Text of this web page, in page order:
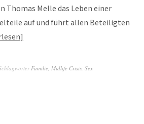
Thomas Melle das Leben einer
auf und führt allen Beteiligten
Familie, Midlife Crisis, Sex